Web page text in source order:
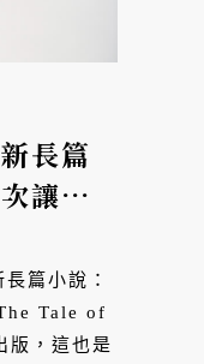
長篇
讓女
篇小說：
Tale of
，這也是